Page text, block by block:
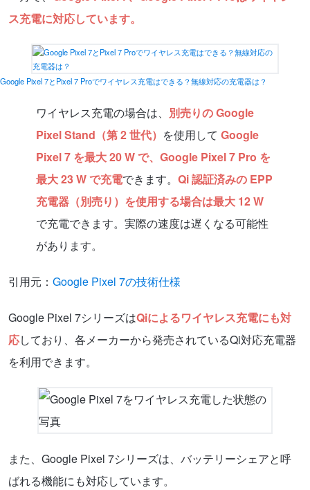
ス充電に対応しています。
Google Pixel 7とPixel 7 Proでワイヤレス充電はできる？無線対応の充電器は？
ワイヤレス充電の場合は、 別売りの Google
Pixel Stand（第 2 世代） を使用して Google
Pixel 7 を最大 20 W で、Google Pixel 7 Pro を
最大 23 W で充電できます。 Qi 認証済みの EPP
充電器（別売り）を使用する場合は最大 12 W
で充電できます。実際の速度は遅くなる可能性
があります。
引用元： Google Pixel 7の技術仕様
Google Pixel 7シリーズはQiによるワイヤレス充電にも対
応しており、各メーカーから発売されているQi対応充電器
を利用できます。
また、Google Pixel 7シリーズは、バッテリーシェアと呼
ばれる機能にも対応しています。